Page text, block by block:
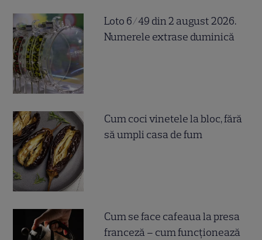
Loto 6/49 din 2 august 2026.
Numerele extrase duminică
Cum coci vinetele la bloc, fără
să umpli casa de fum
Cum se face cafeaua la presa
franceză – cum funcționează